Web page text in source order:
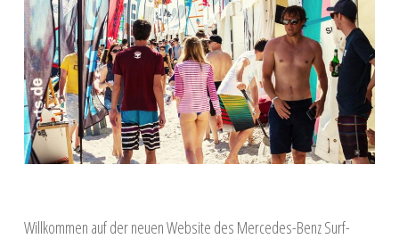
Willkommen auf der neuen Website des Mercedes-Benz Surf-